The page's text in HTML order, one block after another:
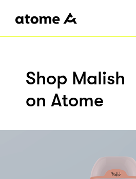
Shop Malish
on Atome